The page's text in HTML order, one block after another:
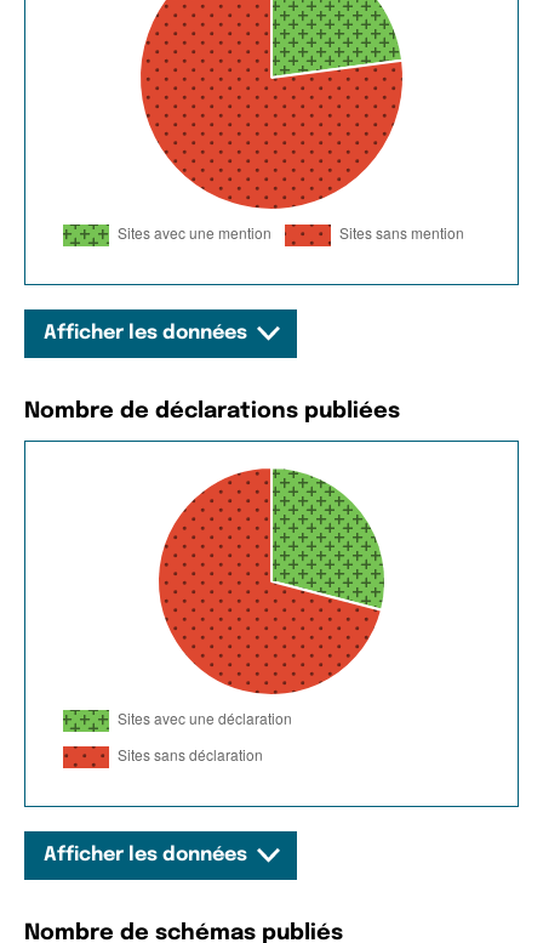
Afficher les données
Nombre de déclarations publiées
Afficher les données
Nombre de schémas publiés